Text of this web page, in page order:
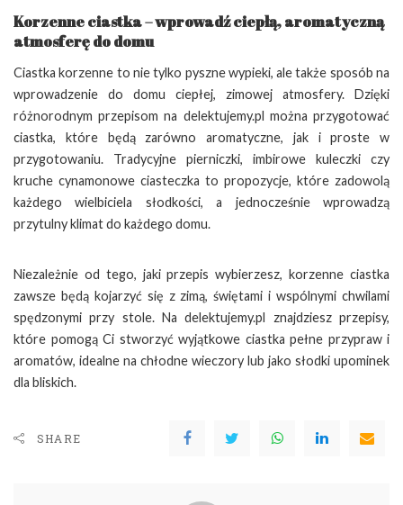
Korzenne ciastka – wprowadź ciepłą, aromatyczną
atmosferę do domu
Ciastka korzenne to nie tylko pyszne wypieki, ale także sposób na
wprowadzenie do domu ciepłej, zimowej atmosfery. Dzięki
różnorodnym przepisom na delektujemy.pl można przygotować
ciastka, które będą zarówno aromatyczne, jak i proste w
przygotowaniu. Tradycyjne pierniczki, imbirowe kuleczki czy
kruche cynamonowe ciasteczka to propozycje, które zadowolą
każdego wielbiciela słodkości, a jednocześnie wprowadzą
przytulny klimat do każdego domu.
Niezależnie od tego, jaki przepis wybierzesz, korzenne ciastka
zawsze będą kojarzyć się z zimą, świętami i wspólnymi chwilami
spędzonymi przy stole. Na delektujemy.pl znajdziesz przepisy,
które pomogą Ci stworzyć wyjątkowe ciastka pełne przypraw i
aromatów, idealne na chłodne wieczory lub jako słodki upominek
dla bliskich.
SHARE